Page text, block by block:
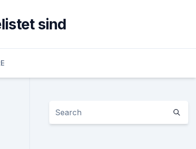
sind